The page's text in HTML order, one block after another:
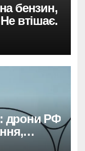
бензин,
втішає.
дрони РФ